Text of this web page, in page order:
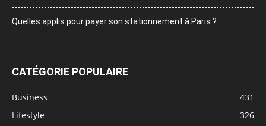
Quelles applis pour payer son stationnement à Paris ?
CATÉGORIE POPULAIRE
Business
431
Lifestyle
326